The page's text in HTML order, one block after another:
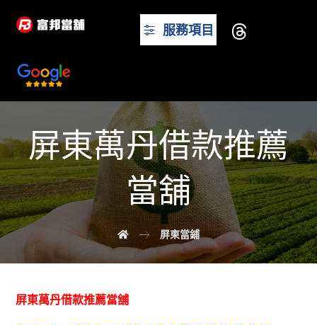
服務項目
屏東萬丹借款推薦
當舖
屏東當鋪
屏東萬丹借款推薦當舖